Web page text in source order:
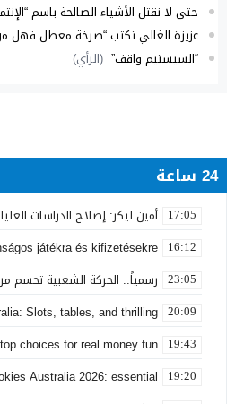
حتى لا نقتل الأشياء الصالحة باسم
عزيزة الغالي تكتب “صرخة معطل فهل
“السيستيم واقف” (الرأي)
24 ساعة
17:05 أمين ليكر: إصلاح الدراسات
16:12
játékra és kifizetésekre
23:05 رسمياً.. الحركة الشعبية تحسم
20:09
Slots, tables, and thrilling
19:43
choices for real money fun
19:20
Australia 2026: essential